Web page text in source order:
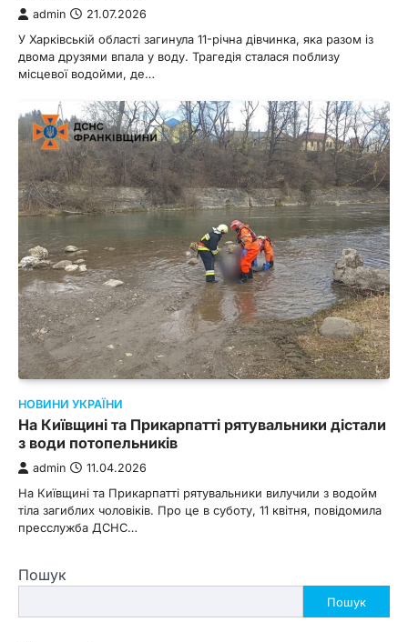
admin 21.07.2026
У Харківській області загинула 11-річна дівчинка, яка разом із
двома друзями впала у воду. Трагедія сталася поблизу
місцевої водойми, де…
НОВИНИ УКРАЇНИ
На Київщині та Прикарпатті рятувальники дістали
з води потопельників
admin 11.04.2026
На Київщині та Прикарпатті рятувальники вилучили з водойм
тіла загиблих чоловіків. Про це в суботу, 11 квітня, повідомила
пресслужба ДСНС…
Пошук
Пошук